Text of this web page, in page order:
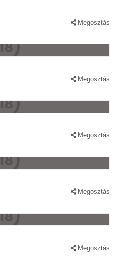
Megosztás
Megosztás
Megosztás
Megosztás
Megosztás